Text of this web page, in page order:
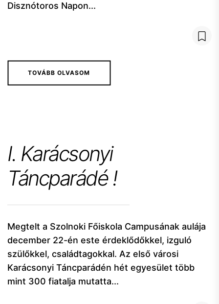
Disznótoros Napon...
TOVÁBB OLVASOM
I. Karácsonyi
Táncparádé !
Megtelt a Szolnoki Főiskola Campusának aulája
december 22-én este érdeklődőkkel, izguló
szülőkkel, családtagokkal. Az első városi
Karácsonyi Táncparádén hét egyesület több
mint 300 fiatalja mutatta...